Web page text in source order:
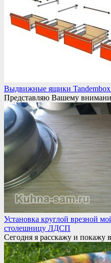
Выдвижные ящики Tandembox
Представляю Вашему
Установка круглой врезной
столешницу ЛДСП
Сегодня я расскажу и покажу